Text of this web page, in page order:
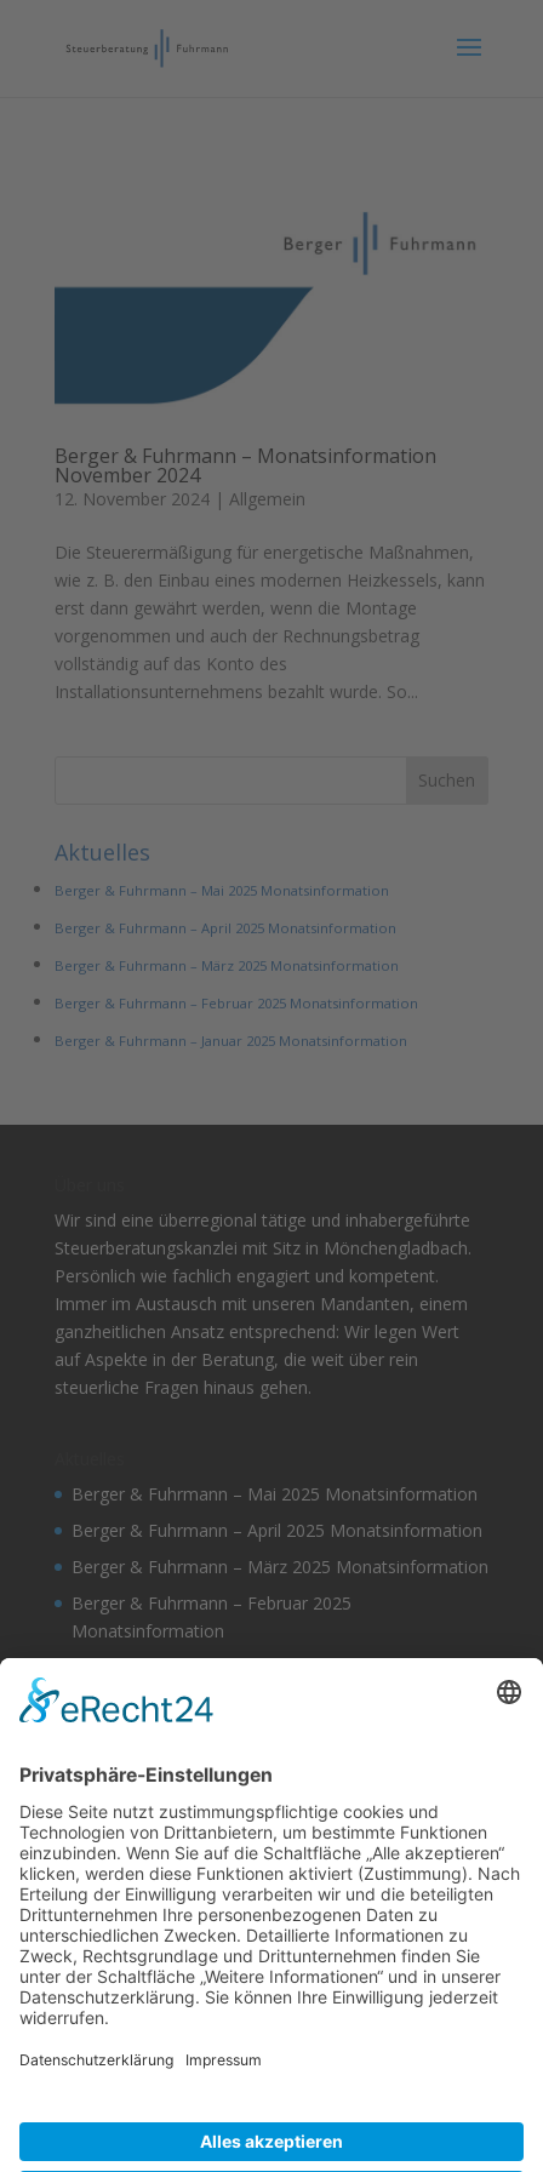
Berger & Fuhrmann – Monatsinformation
November 2024
12. November 2024| Allgemein
Die Steuerermäßigung für energetische Maßnahmen,
wie z. B. den Einbau eines modernen Heizkessels, kann
erst dann gewährt werden, wenn die Montage
vorgenommen und auch der Rechnungsbetrag
vollständig auf das Konto des
Installationsunternehmens bezahlt wurde. So...
Aktuelles
Berger & Fuhrmann – Mai 2025 Monatsinformation
Berger & Fuhrmann – April 2025 Monatsinformation
Berger & Fuhrmann – März 2025 Monatsinformation
Berger & Fuhrmann – Februar 2025 Monatsinformation
Berger & Fuhrmann – Januar 2025 Monatsinformation
Wir sind eine überregional tätige und inhabergeführte
Steuerberatungskanzlei mit Sitz in Mönchengladbach.
Persönlich wie fachlich engagiert und kompetent.
Immer im Austausch mit unseren Mandanten, einem
ganzheitlichen Ansatz entsprechend: Wir legen Wert
auf Aspekte in der Beratung, die weit über rein
steuerliche Fragen hinaus gehen.
Berger & Fuhrmann – Mai 2025 Monatsinformation
Berger & Fuhrmann – April 2025 Monatsinformation
Berger & Fuhrmann – März 2025 Monatsinformation
Berger & Fuhrmann – Februar 2025
Monatsinformation
Monatsinformation
Suche
Datenschutz
Cookie-Einstellungen
Sonstige
Kontakt
Facebook
Anfahrt & Lageplan